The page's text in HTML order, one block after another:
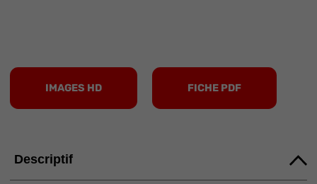
IMAGES HD FICHE PDF
Descriptif